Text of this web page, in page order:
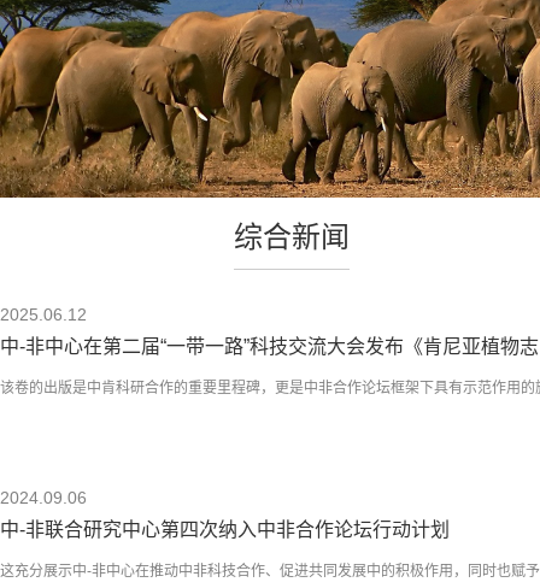
科研分中心 建设
科研
综合新闻
2025.06.12
中-非中心在第二届“一带一路”科技交流大会发布《肯尼亚植物
该卷的出版是中肯科研合作的重要里程碑，更是中非合作论坛框架下具有示范作用的
2024.09.06
中-非联合研究中心第四次纳入中非合作论坛行动计划
这充分展示中-非中心在推动中非科技合作、促进共同发展中的积极作用，同时也赋